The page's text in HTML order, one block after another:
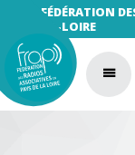
FÉDÉRATION
LA-LOIRE